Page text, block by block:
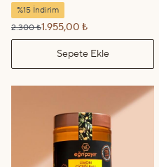
%15 İndirim
2.300 ₺1.955,00 ₺
Sepete Ekle